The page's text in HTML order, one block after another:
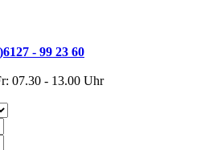
- 99 23 60
07.30 - 13.00 Uhr